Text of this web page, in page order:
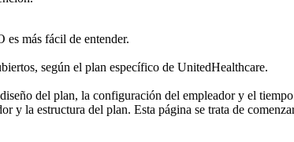
es más fácil de entender.
según el plan específico de UnitedHealthcare.
del plan, la configuración del empleador y el
la estructura del plan. Esta página se trata de